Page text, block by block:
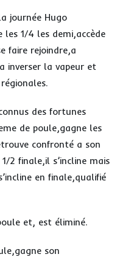
journée Hugo
les 1/4 les demi,accède
faire rejoindre,a
inverser la vapeur et
des fortunes
de poule,gagne les
confronté a son
2 finale,il s’incline mais
en finale,qualifié
et, est éliminé.
son